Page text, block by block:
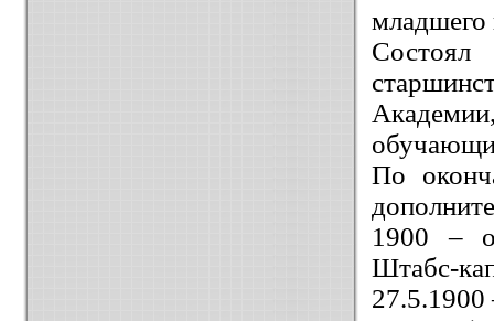
младшего
По
1900 –
Штабс-